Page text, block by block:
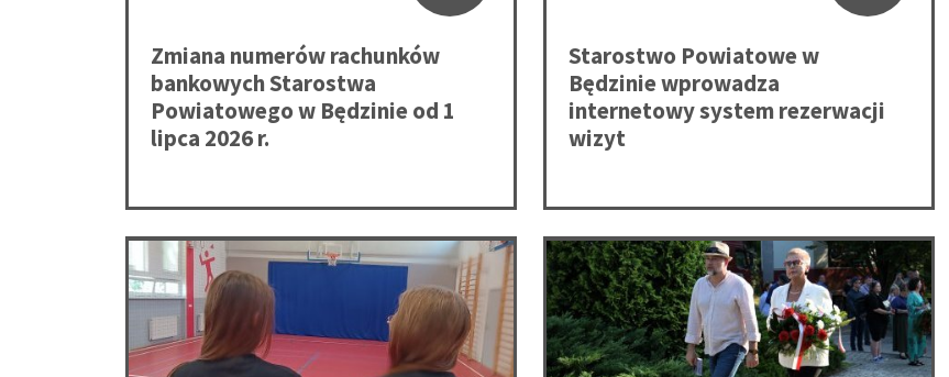
Zmiana numerów rachunków
bankowych Starostwa
Powiatowego w Będzinie od 1
lipca 2026 r.
Starostwo Powiatowe w
Będzinie wprowadza
internetowy system rezerwacji
wizyt
Nowe mundury i specjalistyczne wyposażenie dla uczniów klas mundurowych Powiatu Będzińskiego
83. rocznica likwidacji będzińskiego getta